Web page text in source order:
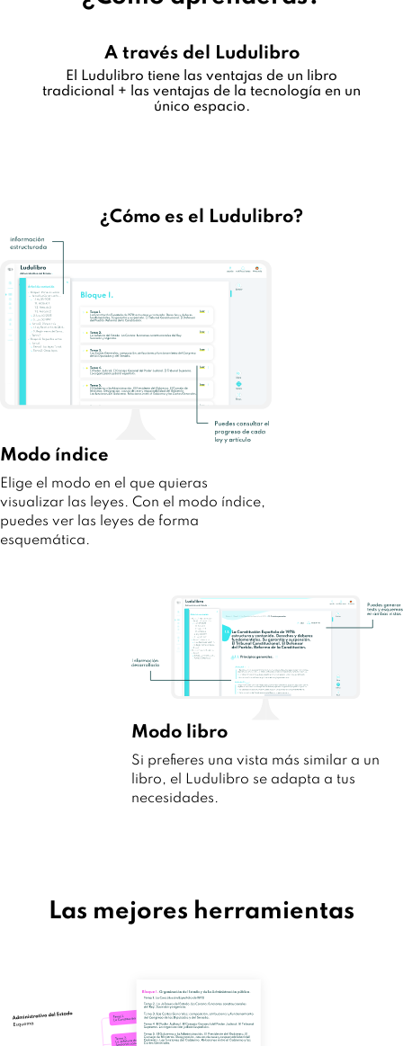
A través del Ludulibro
El Ludulibro tiene las ventajas de un libro
tradicional + las ventajas de la tecnología en un
único espacio.
¿Cómo es el Ludulibro?
Modo índice
Elige el modo en el que quieras
visualizar las leyes. Con el modo índice,
puedes ver las leyes de forma
esquemática.
Modo libro
Si prefieres una vista más similar a un
libro, el Ludulibro se adapta a tus
necesidades.
Las mejores herramientas